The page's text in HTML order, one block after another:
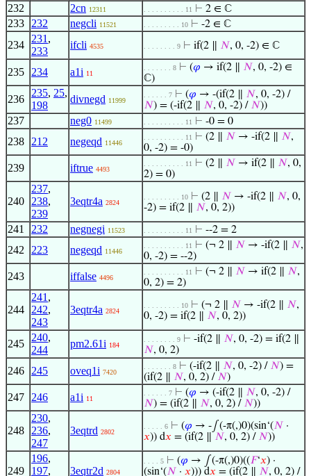
232 2cn 12311 . . . . . . . . . . 11 ⊢ 2 ∈ ℂ
233 232 negcli 11521 . . . . . . . . . 10 ⊢ -2 ∈ ℂ
234
231 ,
233
ifcli 4535 . . . . . . . . 9 ⊢ if(2 ∥ 𝑁, 0, -2) ∈ ℂ
235 234 a1i 11
. . . . . . . 8 ⊢ (𝜑 → if(2 ∥ 𝑁, 0, -2) ∈
ℂ)
236
235, 25,
198
divnegd 11999
. . . . . . 7 ⊢ (𝜑 → -(if(2 ∥ 𝑁, 0, -2) /
𝑁) = (-if(2 ∥ 𝑁, 0, -2) / 𝑁))
237 neg0 11499 . . . . . . . . . . 11 ⊢ -0 = 0
238 212 negeqd 11446
. . . . . . . . . . 11 ⊢ (2 ∥ 𝑁 → -if(2 ∥ 𝑁,
0, -2) = -0)
239 iftrue 4493
. . . . . . . . . . 11 ⊢ (2 ∥ 𝑁 → if(2 ∥ 𝑁, 0,
2) = 0)
240
237,
238,
239
3eqtr4a 2824
. . . . . . . . . 10 ⊢ (2 ∥ 𝑁 → -if(2 ∥ 𝑁, 0,
-2) = if(2 ∥ 𝑁, 0, 2))
241 232 negnegi 11523 . . . . . . . . . . 11 ⊢ --2 = 2
242 223 negeqd 11446
. . . . . . . . . . 11 ⊢ (¬ 2 ∥ 𝑁 → -if(2 ∥ 𝑁,
0, -2) = --2)
243 iffalse 4496
. . . . . . . . . . 11 ⊢ (¬ 2 ∥ 𝑁 → if(2 ∥ 𝑁,
0, 2) = 2)
244
241 ,
242,
243
3eqtr4a 2824
. . . . . . . . . 10 ⊢ (¬ 2 ∥ 𝑁 → -if(2 ∥ 𝑁,
0, -2) = if(2 ∥ 𝑁, 0, 2))
245
240,
244
pm2.61i 184
. . . . . . . . 9 ⊢ -if(2 ∥ 𝑁, 0, -2) = if(2 ∥
𝑁, 0, 2)
246 245 oveq1i 7420
. . . . . . . 8 ⊢ (-if(2 ∥ 𝑁, 0, -2) / 𝑁) =
(if(2 ∥ 𝑁, 0, 2) / 𝑁)
247 246 a1i 11
. . . . . . 7 ⊢ (𝜑 → (-if(2 ∥ 𝑁, 0, -2) /
𝑁) = (if(2 ∥ 𝑁, 0, 2) / 𝑁))
248
230,
236,
247
3eqtrd 2802
. . . . . 6 ⊢ (𝜑 → -∫(-π(,)0)(sin‘(𝑁 ·
𝑥)) d𝑥 = (if(2 ∥ 𝑁, 0, 2) / 𝑁))
249
196,
197, 3eqtr2d 2804
. . . . 5 ⊢ (𝜑 → ∫(-π(,)0)((𝐹‘𝑥) ·
(sin‘(𝑁 · 𝑥))) d𝑥 = (if(2 ∥ 𝑁, 0, 2) /